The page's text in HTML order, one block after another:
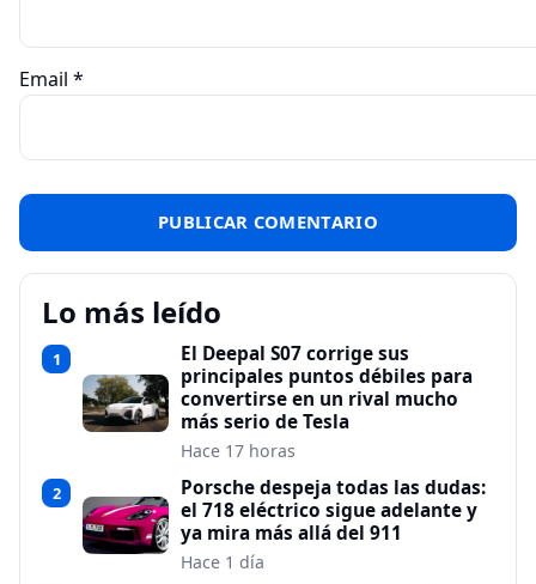
Email *
Lo más leído
1
El Deepal S07 corrige sus
principales puntos débiles para
convertirse en un rival mucho
más serio de Tesla
Hace 17 horas
2
Porsche despeja todas las dudas:
el 718 eléctrico sigue adelante y
ya mira más allá del 911
Hace 1 día